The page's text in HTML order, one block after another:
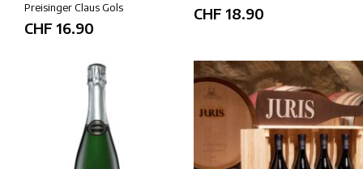
Preisinger Claus Gols
CHF 16.90
CHF 18.90